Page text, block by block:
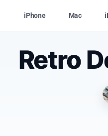
iPhone Mac
Retro